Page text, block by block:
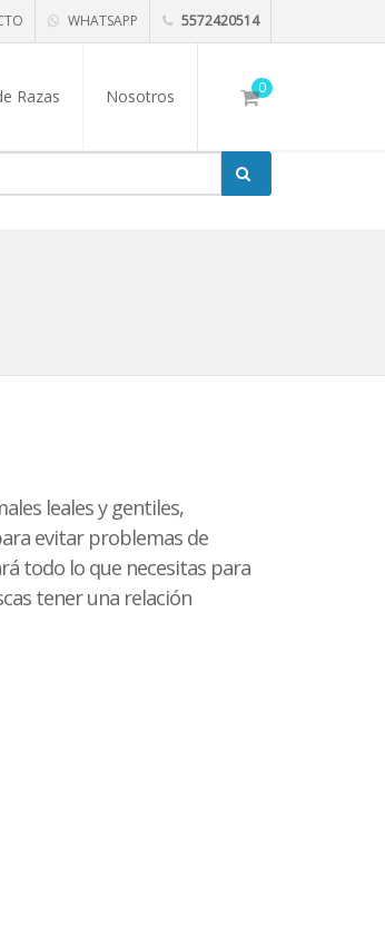
WHATSAPP 5572420514
0
Razas Nosotros
leales y gentiles,
evitar problemas de
todo lo que necesitas para
tener una relación